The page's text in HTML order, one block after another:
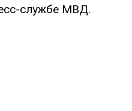
службе МВД.